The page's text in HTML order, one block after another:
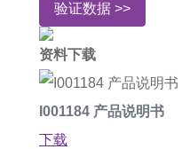
验证数据 >>
资料下载
I001184 产品说明书
下载